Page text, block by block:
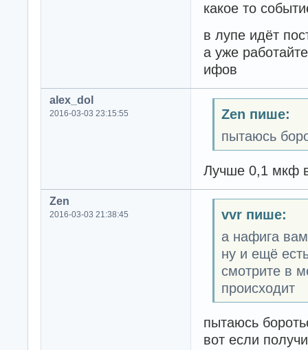
какое то
в лупе идёт
а уже
ифов
alex_dol
2016-03-03 23:15:55
Zen пише:
пытаюсь
Лучше 0,1 мкф
Zen
2016-03-03 21:38:45
vvr пише:
а нафига
ну и ещё
смотрите в
происходит
пытаюсь
вот если